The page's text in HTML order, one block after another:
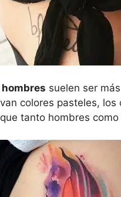
suelen ser
colores pasteles,
tanto hombres